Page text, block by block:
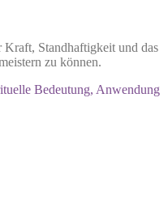
Kraft, Standhaftigkeit und das
zu können.
Bedeutung, Anwendung